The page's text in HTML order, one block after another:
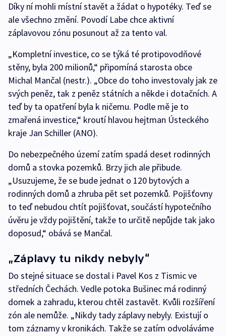
Díky ní mohli místní stavět a žádat o hypotéky. Teď se
ale všechno změní. Povodí Labe chce aktivní
záplavovou zónu posunout až za tento val.
„Kompletní investice, co se týká té protipovodňové
stěny, byla 200 milionů,“ připomíná starosta obce
Michal Mančal (nestr.). „Obce do toho investovaly jak ze
svých peněz, tak z peněz státních a někde i dotačních. A
teď by ta opatření byla k ničemu. Podle mě je to
zmařená investice,“ kroutí hlavou hejtman Ústeckého
kraje Jan Schiller (ANO).
Do nebezpečného území zatím spadá deset rodinných
domů a stovka pozemků. Brzy jich ale přibude.
„Usuzujeme, že se bude jednat o 120 bytových a
rodinných domů a zhruba pět set pozemků. Pojišťovny
to teď nebudou chtít pojišťovat, součástí hypotečního
úvěru je vždy pojištění, takže to určitě nepůjde tak jako
doposud,“ obává se Mančal.
„Záplavy tu nikdy nebyly“
Do stejné situace se dostal i Pavel Kos z Tismic ve
středních Čechách. Vedle potoka Bušinec má rodinný
domek a zahradu, kterou chtěl zastavět. Kvůli rozšíření
zón ale nemůže. „Nikdy tady záplavy nebyly. Existují o
tom záznamy v kronikách. Takže se zatím odvoláváme